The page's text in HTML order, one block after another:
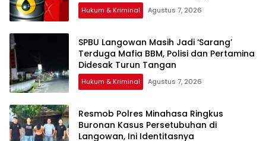
Hukum & Kriminal Agustus 7, 2026
SPBU Langowan Masih Jadi ‘Sarang’
Terduga Mafia BBM, Polisi dan Pertamina
Didesak Turun Tangan
Hukum & Kriminal Agustus 7, 2026
Resmob Polres Minahasa Ringkus
Buronan Kasus Persetubuhan di
Langowan, Ini Identitasnya